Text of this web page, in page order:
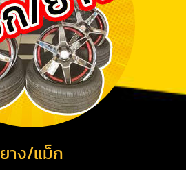
ยาง/แม็ก